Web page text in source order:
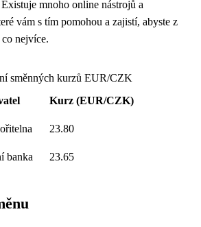
Existuje mnoho online nástrojů a
vám s tím pomohou a zajistí, abyste z
nejvíce.
směnných kurzů EUR/CZK
Kurz (EUR/CZK)
23.80
banka 23.65